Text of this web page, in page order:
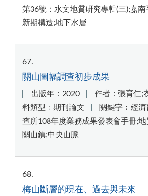
第36號：水文地質研究專輯(三);嘉南
新期構造;地下水層
67
關山圖幅調查初步成果
出版年：2020 作者：張育仁;
料類型︰期刊論文
關鍵字︰經
查所108年度業務成果發表會手冊;
關山鎮;中央山脈
68
梅山斷層的現在、過去與未來